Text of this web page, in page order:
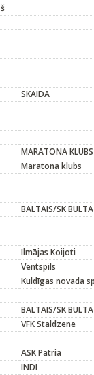
SKAIDA
MARATONA
Maratona klubs
BALTAIS/SK BULTA
Ilmājas Koijoti
Ventspils
Kuldīgas novada
BALTAIS/SK BULTA
VFK Staldzene
ASK Patria
INDI